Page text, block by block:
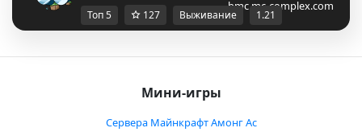
bmc.mc-complex.com
Топ 5 127 Выживание 1.21
Мини-игры
Сервера Майнкрафт Амонг Ас